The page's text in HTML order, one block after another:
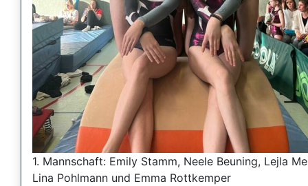
1. Mannschaft: Emily Stamm, Neele Beuning, Lejla
Lina Pohlmann und Emma Rottkemper